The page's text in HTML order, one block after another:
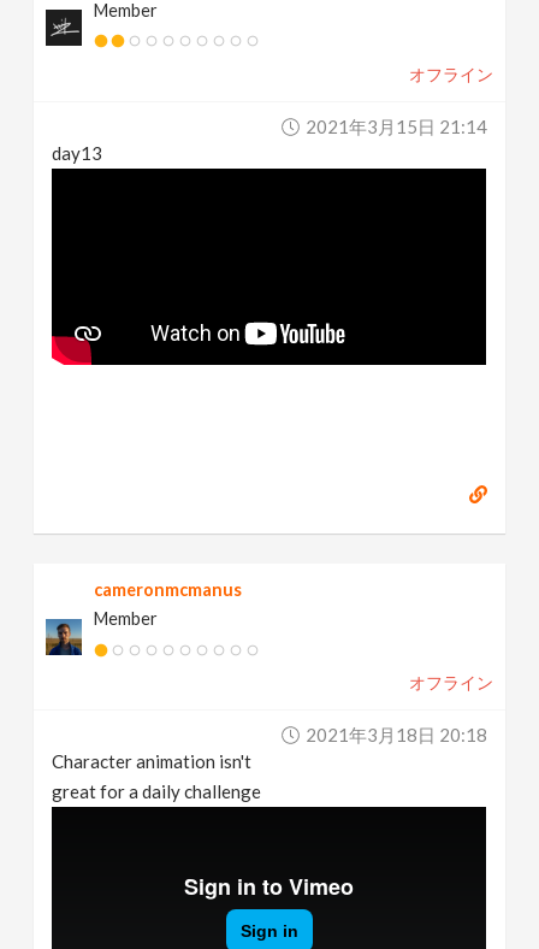
Member
オフライン
2021年3月15日 21:14
day13
cameronmcmanus
Member
オフライン
2021年3月18日 20:18
Character animation isn't
great for a daily challenge